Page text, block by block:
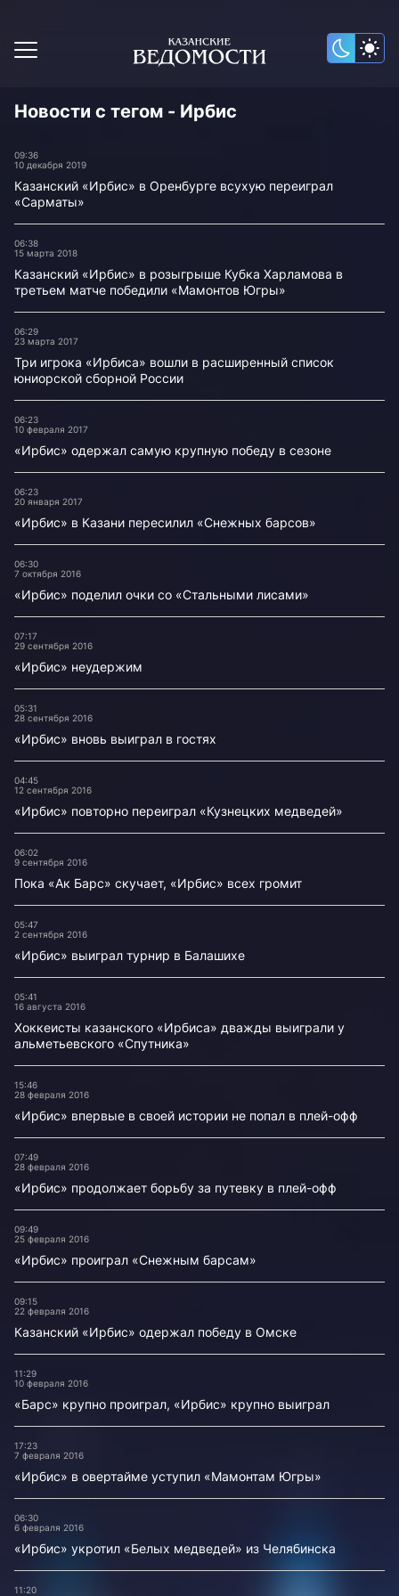
Новости с тегом - Ирбис
09:36
10 декабря 2019
Казанский «Ирбис» в Оренбурге всухую переиграл
«Сарматы»
06:38
15 марта 2018
Казанский «Ирбис» в розыгрыше Кубка Харламова в
третьем матче победили «Мамонтов Югры»
06:29
23 марта 2017
Три игрока «Ирбиса» вошли в расширенный список
юниорской сборной России
06:23
10 февраля 2017
«Ирбис» одержал самую крупную победу в сезоне
06:23
20 января 2017
«Ирбис» в Казани пересилил «Снежных барсов»
06:30
7 октября 2016
«Ирбис» поделил очки со «Стальными лисами»
07:17
29 сентября 2016
«Ирбис» неудержим
05:31
28 сентября 2016
«Ирбис» вновь выиграл в гостях
04:45
12 сентября 2016
«Ирбис» повторно переиграл «Кузнецких медведей»
06:02
9 сентября 2016
Пока «Ак Барс» скучает, «Ирбис» всех громит
05:47
2 сентября 2016
«Ирбис» выиграл турнир в Балашихе
05:41
16 августа 2016
Хоккеисты казанского «Ирбиса» дважды выиграли у
альметьевского «Спутника»
15:46
28 февраля 2016
«Ирбис» впервые в своей истории не попал в плей-офф
07:49
28 февраля 2016
«Ирбис» продолжает борьбу за путевку в плей-офф
09:49
25 февраля 2016
«Ирбис» проиграл «Снежным барсам»
09:15
22 февраля 2016
Казанский «Ирбис» одержал победу в Омске
11:29
10 февраля 2016
«Барс» крупно проиграл, «Ирбис» крупно выиграл
17:23
7 февраля 2016
«Ирбис» в овертайме уступил «Мамонтам Югры»
06:30
6 февраля 2016
«Ирбис» укротил «Белых медведей» из Челябинска
11:20